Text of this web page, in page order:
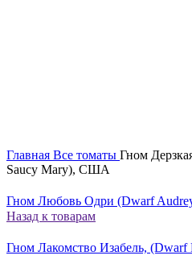
Главная Все томаты Гном
Saucy Mary), США
Гном Любовь Одри (Dwarf
Назад к товарам
Гном Лакомство Изабель,